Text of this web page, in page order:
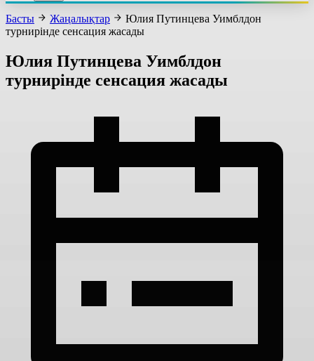
Басты Жаңалықтар
Юлия Путинцева Уимблдон
турнирінде сенсация жасады
Юлия Путинцева Уимблдон
турнирінде сенсация жасады